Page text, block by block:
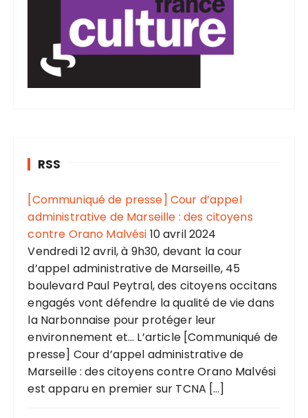
RSS
[Communiqué de presse] Cour d’appel
administrative de Marseille : des citoyens
contre Orano Malvési 10 avril 2024
Vendredi 12 avril, à 9h30, devant la cour
d’appel administrative de Marseille, 45
boulevard Paul Peytral, des citoyens occitans
engagés vont défendre la qualité de vie dans
la Narbonnaise pour protéger leur
environnement et... L’article [Communiqué de
presse] Cour d’appel administrative de
Marseille : des citoyens contre Orano Malvési
est apparu en premier sur TCNA […]